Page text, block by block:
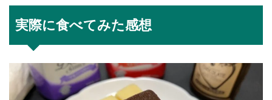
実際に食べてみた感想